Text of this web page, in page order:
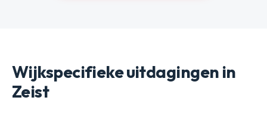
Wijkspecifieke uitdagingen in
Zeist